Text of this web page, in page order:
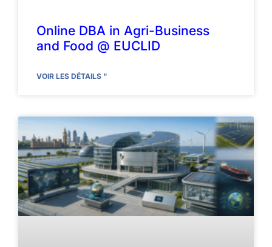
Online DBA in Agri-Business
and Food @ EUCLID
VOIR LES DÉTAILS "